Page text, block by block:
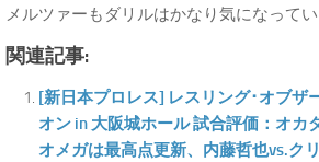
メルツァーもダリルはかなり気になってい
関連記事:
[新日本プロレス] レスリング･オブザ
オン in 大阪城ホール 試合評価：オカ
オメガは最高点更新、内藤哲也vs.ク